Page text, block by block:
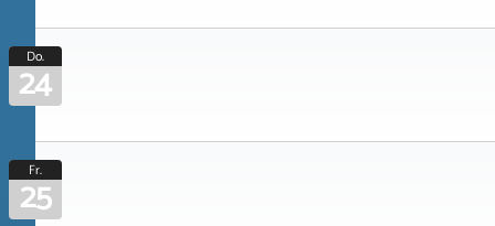
Do.
24
Fr.
25